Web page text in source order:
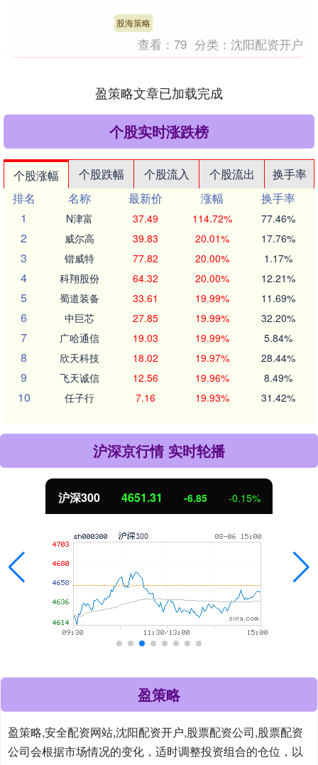
审计净资....
股海策略
查看：79 分类：沈阳配资开户
盈策略文章已加载完成
个股实时涨跌榜
个股涨幅 个股跌幅 个股流入 个股流出
换手率
排名
名称 最新价 涨幅
换手率
1
N津富 37.49 114.72% 77.46%
2 威尔高 39.83 20.01% 17.76%
3 锴威特 77.82 20.00% 1.17%
4 科翔股份 64.32 20.00% 12.21%
5 蜀道装备 33.61 19.99% 11.69%
6 中巨芯 27.85 19.99% 32.20%
7 广哈通信 19.03 19.99% 5.84%
8 欣天科技 18.02 19.97% 28.44%
9 飞天诚信 12.56 19.96% 8.49%
10 任子行 7.16 19.93% 31.42%
沪深京行情 实时轮播
沪深300 4651.31 -6.85 -0.15%
盈策略
盈策略,安全配资网站,沈阳配资开户,股票配资公司,股票配资
公司会根据市场情况的变化，适时调整投资组合的仓位，以